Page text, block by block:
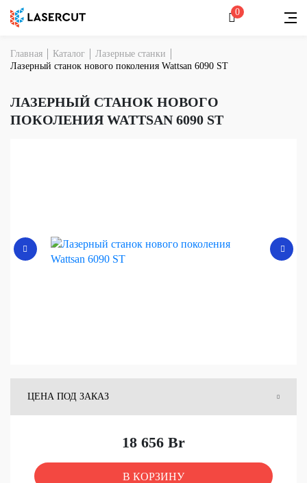
0
Главная Каталог
Лазерные станки
Лазерный станок нового поколения Wattsan 6090 ST
ЛАЗЕРНЫЙ СТАНОК НОВОГО
ПОКОЛЕНИЯ WATTSAN 6090 ST
ЦЕНА ПОД ЗАКАЗ
18 656 Br
В КОРЗИНУ